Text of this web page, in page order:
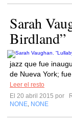
Sarah
Birdland”
jazz que fue
de Nueva York;
Leer el resto
El 20 abril 2015 por
NONE NONE